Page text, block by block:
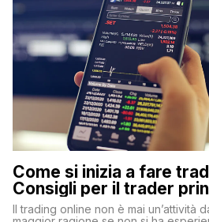
Come si inizia a fare
Consigli per il trader
Il trading online non è mai un’attività